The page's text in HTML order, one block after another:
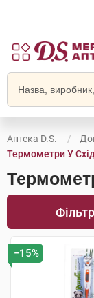
Аптека D.S.
Термометри У
−15%